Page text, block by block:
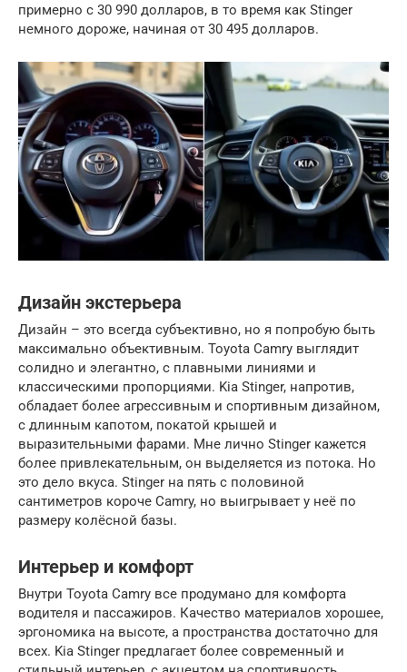
примерно с 30 990 долларов, в то время как Stinger
немного дороже, начиная от 30 495 долларов.
Дизайн экстерьера
Дизайн – это всегда субъективно, но я попробую быть
максимально объективным. Toyota Camry выглядит
солидно и элегантно, с плавными линиями и
классическими пропорциями. Kia Stinger, напротив,
обладает более агрессивным и спортивным дизайном,
с длинным капотом, покатой крышей и
выразительными фарами. Мне лично Stinger кажется
более привлекательным, он выделяется из потока. Но
это дело вкуса. Stinger на пять с половиной
сантиметров короче Camry, но выигрывает у неё по
размеру колёсной базы.
Интерьер и комфорт
Внутри Toyota Camry все продумано для комфорта
водителя и пассажиров. Качество материалов хорошее,
эргономика на высоте, а пространства достаточно для
всех. Kia Stinger предлагает более современный и